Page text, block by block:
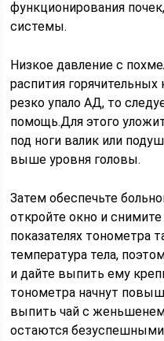
функционирования
системы.
Низкое давление с
распития
резко упало АД, то
помощь.Для этого
под ноги валик или
выше уровня головы.
Затем обеспечьте
откройте окно и
показателях тонометра
температура тела,
и дайте выпить ему
тонометра начнут
выпить чай с
остаются